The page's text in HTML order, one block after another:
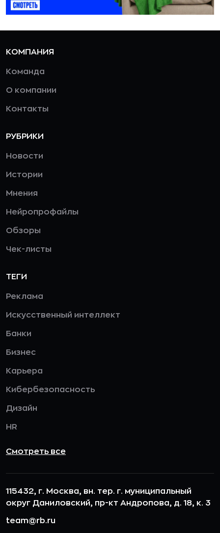
КОМПАНИЯ
Команда
О компании
Контакты
РУБРИКИ
Новости
Истории
Мнения
Нейропрофайлы
Обзоры
Чек-листы
ТЕГИ
Реклама
Искусственный интеллект
Банки
Бизнес
Карьера
Кибербезопасность
Дизайн
HR
Смотреть все
115432, г. Москва, вн. тер. г. муниципальный
округ Даниловский, пр-кт Андропова, д. 18, к. 3
team@rb.ru